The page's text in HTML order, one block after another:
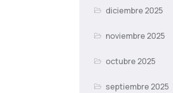
diciembre 2025
noviembre 2025
octubre 2025
septiembre 2025